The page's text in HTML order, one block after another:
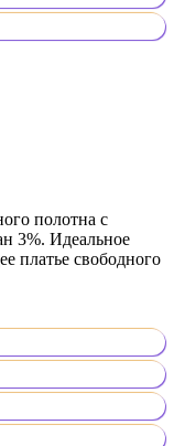
полотна с
3%. Идеальное
платье свободного